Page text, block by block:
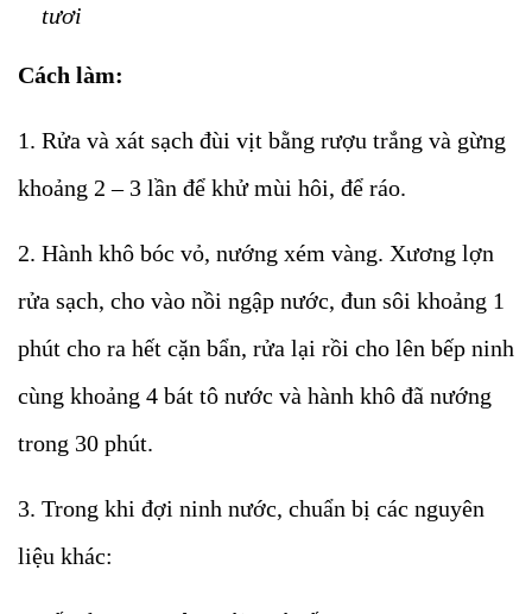
tươi
Cách làm:
1. Rửa và xát sạch đùi vịt bằng rượu trắng và gừng
khoảng 2 – 3 lần để khử mùi hôi, để ráo.
2. Hành khô bóc vỏ, nướng xém vàng. Xương lợn
rửa sạch, cho vào nồi ngập nước, đun sôi khoảng 1
phút cho ra hết cặn bẩn, rửa lại rồi cho lên bếp ninh
cùng khoảng 4 bát tô nước và hành khô đã nướng
trong 30 phút.
3. Trong khi đợi ninh nước, chuẩn bị các nguyên
liệu khác: